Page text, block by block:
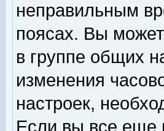
неправильным
поясах. Вы
в группе общих
изменения
настроек,
Если вы все еще